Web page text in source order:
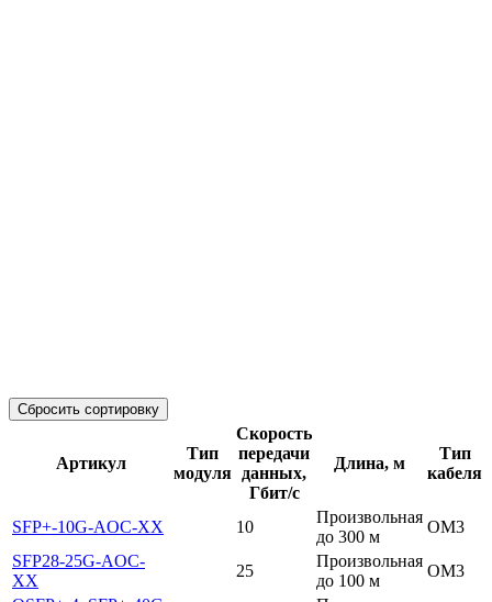
Сбросить сортировку
Артикул
Тип
модуля
Скорость
передачи
данных,
Гбит/с
Длина, м
Тип
кабеля
SFP+-10G-AOC-XX 10
Произвольная
до 300 м
OM3
SFP28-25G-AOC-
XX
25
Произвольная
до 100 м
OM3